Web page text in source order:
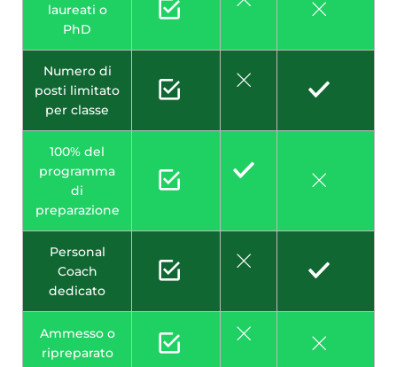
laureati o
PhD
Numero di
posti limitato
per classe
100% del
programma
di
preparazione
Personal
Coach
dedicato
Ammesso o
ripreparato